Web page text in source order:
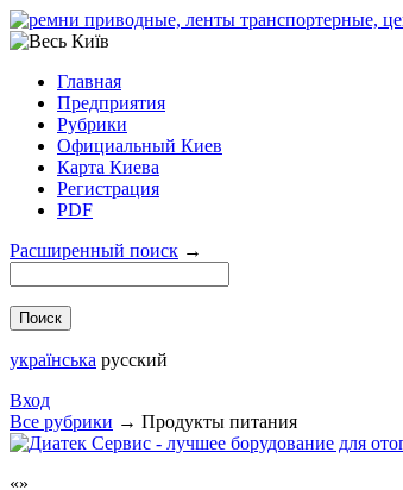
Главная
Предприятия
Рубрики
Официальный Киев
Карта Киева
Регистрация
PDF
Расширенный поиск →
українська русский
Вход
Все рубрики → Продукты питания